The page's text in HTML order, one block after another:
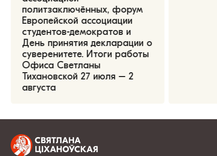
политзаключённых, форум
Европейской ассоциации
студентов-демократов и
День принятия декларации о
суверенитете. Итоги работы
Офиса Светланы
Тихановской 27 июля – 2
августа